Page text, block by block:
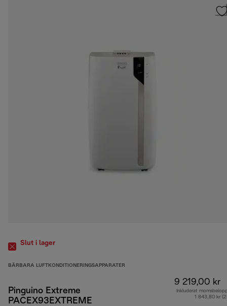
Slut i lager
BÄRBARA LUFTKONDITIONERINGSAPPARATER
Pinguino Extreme
PACEX93EXTREME
9 219,00 kr
Inkluderat
1 843,80 kr